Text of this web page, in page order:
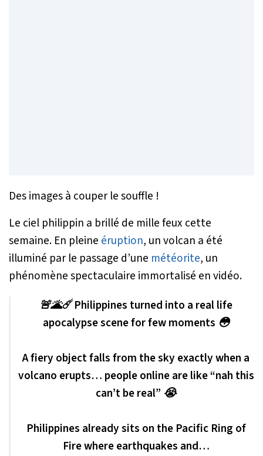
Des images à couper le souffle !
Le ciel philippin a brillé de mille feux cette
semaine. En pleine éruption, un volcan a été
illuminé par le passage d’une météorite, un
phénomène spectaculaire immortalisé en vidéo.
🚨🌋☄️ Philippines turned into a real life
apocalypse scene for few moments 😳
A fiery object falls from the sky exactly when a
volcano erupts… people online are like “nah this
can’t be real” 😭
Philippines already sits on the Pacific Ring of
Fire where earthquakes and…